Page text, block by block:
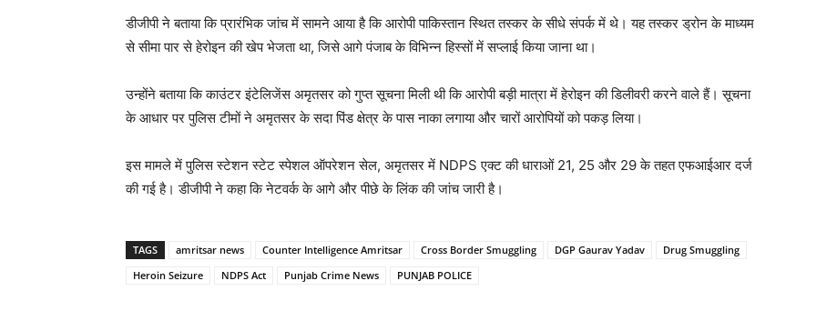
डीजीपी ने बताया कि प्रारंभिक जांच में सामने आया है कि आरोपी पाकिस्तान स्थित तस्कर के सीधे संपर्क में थे। यह तस्कर ड्रोन के माध्यम
से सीमा पार से हेरोइन की खेप भेजता था, जिसे आगे पंजाब के विभिन्न हिस्सों में सप्लाई किया जाना था।
उन्होंने बताया कि काउंटर इंटेलिजेंस अमृतसर को गुप्त सूचना मिली थी कि आरोपी बड़ी मात्रा में हेरोइन की डिलीवरी करने वाले हैं। सूचना
के आधार पर पुलिस टीमों ने अमृतसर के सदा पिंड क्षेत्र के पास नाका लगाया और चारों आरोपियों को पकड़ लिया।
इस मामले में पुलिस स्टेशन स्टेट स्पेशल ऑपरेशन सेल, अमृतसर में NDPS एक्ट की धाराओं 21, 25 और 29 के तहत एफआईआर दर्ज
की गई है। डीजीपी ने कहा कि नेटवर्क के आगे और पीछे के लिंक की जांच जारी है।
TAGS amritsar news Counter Intelligence Amritsar Cross Border Smuggling DGP Gaurav Yadav
Drug Smuggling
Heroin Seizure
NDPS Act Punjab Crime News PUNJAB POLICE